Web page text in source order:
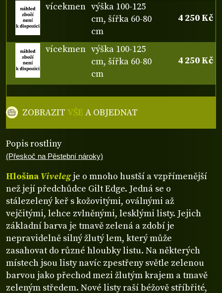
Popis rostliny
(Přeskoč na Pěstební nároky)
Hlošina Vivelegje o mnoho hustší a vzpřímenější
než její předchůdce Gilt Edge. Jedná se o
stálezelený keř s kožovitými, oválnými až
vejčitými, lehce zvlněnými, lesklými listy. Jejich
základní barva je tmavě zelená a zdobí je
nepravidelně silný žlutý lem, který může
zasahovat do různé hloubky listu. Na některých
místech jsou listy navíc zpestřeny světle zelenou
barvou jako přechod mezi žlutým krajem a tmavě
zeleným středem. Nové listy raší béžově stříbřité,
vícekmen výška 100-125
cm, šířka 60-80
cm
4 250 Kč
vícekmen výška 100-125
cm, šířka 60-80
cm
4 250 Kč
ZOBRAZITVŠE A OBJEDNAT